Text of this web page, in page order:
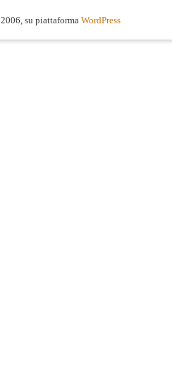
2006, su piattaforma WordPress